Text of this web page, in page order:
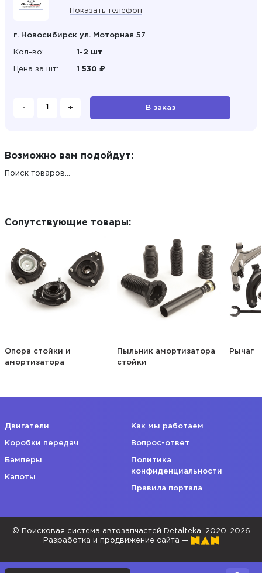
Показать телефон
г. Новосибирск ул. Моторная 57
Кол-во: 1-2 шт
Цена за шт: 1 530 ₽
- + В заказ
Возможно вам подойдут:
Поиск товаров...
Сопутствующие товары:
Опора стойки и
амортизатора
Пыльник амортизатора
стойки
Рычаг
Двигатели
Коробки передач
Бамперы
Капоты
Как мы работаем
Вопрос-ответ
Политика
конфиденциальности
Правила портала
© Поисковая система автозапчастей Detalteka, 2020-2026
Разработка и продвижение сайта —